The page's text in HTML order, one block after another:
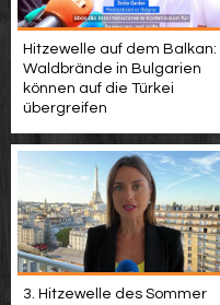
Hitzewelle auf dem Balkan:
Waldbrände in Bulgarien
können auf die Türkei
übergreifen
3. Hitzewelle des Sommer